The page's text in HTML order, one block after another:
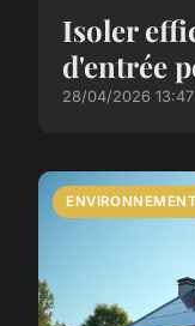
Isoler
d'entrée
28/04/2026 13:47
ENVIRONNEMENT